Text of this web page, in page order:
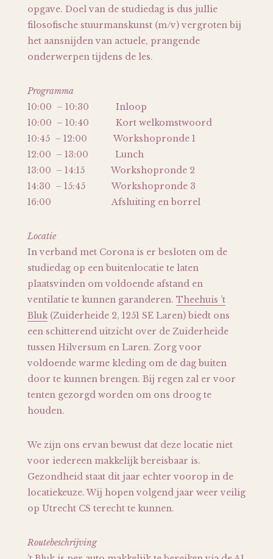
opgave. Doel van de studiedag is dus jullie
filosofische stuurmanskunst (m/v) vergroten bij
het aansnijden van actuele, prangende
onderwerpen tijdens de les.
Programma
10:00 – 10:30 Inloop
10:00 – 10:40 Kort welkomstwoord
10:45 – 12:00 Workshopronde 1
12:00 – 13:00 Lunch
13:00 – 14:15 Workshopronde 2
14:30 – 15:45 Workshopronde 3
16:00 Afsluiting en borrel
Locatie
In verband met Corona is er besloten om de
studiedag op een buitenlocatie te laten
plaatsvinden om voldoende afstand en
ventilatie te kunnen garanderen. Theehuis ’t
Bluk(Zuiderheide 2, 1251 SE Laren) biedt ons
een schitterend uitzicht over de Zuiderheide
tussen Hilversum en Laren. Zorg voor
voldoende warme kleding om de dag buiten
door te kunnen brengen. Bij regen zal er voor
tenten gezorgd worden om ons droog te
houden.
We zijn ons ervan bewust dat deze locatie niet
voor iedereen makkelijk bereisbaar is.
Gezondheid staat dit jaar echter voorop in de
locatiekeuze. Wij hopen volgend jaar weer veilig
op Utrecht CS terecht te kunnen.
Routebeschrijving